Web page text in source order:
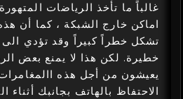
غالباً ما تأخذ الرياضات
اماكن خارج الشبكة ، كما أن
تشكل خطراً كبيراً وقد تؤدي
خطيرة. لكن هذا لا يمنع بعض
يعيشون من أجل هذه
الاحتفاظ بالهاتف بجانبك أثناء